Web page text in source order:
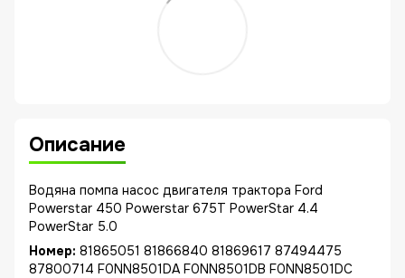
Описание
Водяна помпа насос двигателя трактора Ford
Powerstar 450 Powerstar 675T PowerStar 4.4
PowerStar 5.0
Номер: 81865051 81866840 81869617 87494475
87800714 F0NN8501DA F0NN8501DB F0NN8501DC